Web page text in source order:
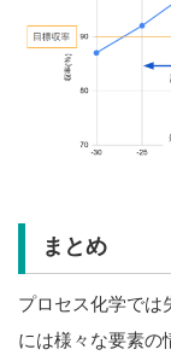
まとめ
プロセス化学では
には様々な要素の